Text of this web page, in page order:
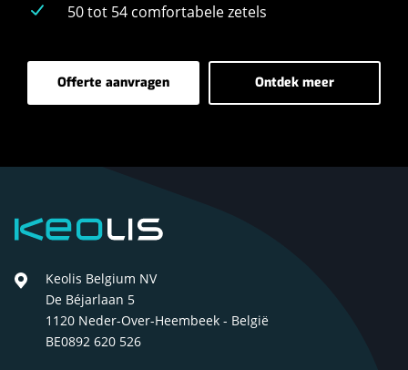
50 tot 54 comfortabele zetels
Offerte aanvragen
-
Luxe-
Ontdek meer
-
Luxe-
Keolis
Keolis Belgium NV
De Béjarlaan 5
1120 Neder-Over-Heembeek - België
BE0892 620 526